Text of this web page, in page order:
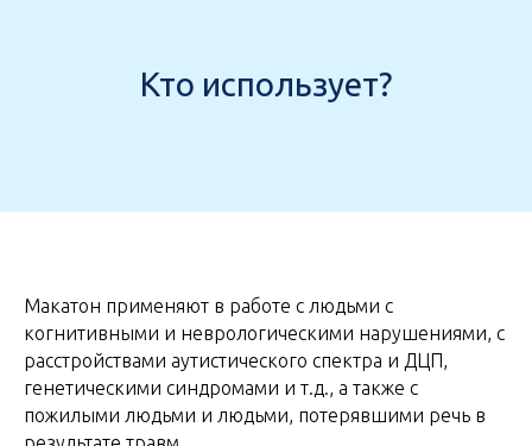
Кто использует?
Макатон применяют в работе с людьми с
когнитивными и неврологическими нарушениями, с
расстройствами аутистического спектра и ДЦП,
генетическими синдромами и т.д., а также с
пожилыми людьми и людьми, потерявшими речь в